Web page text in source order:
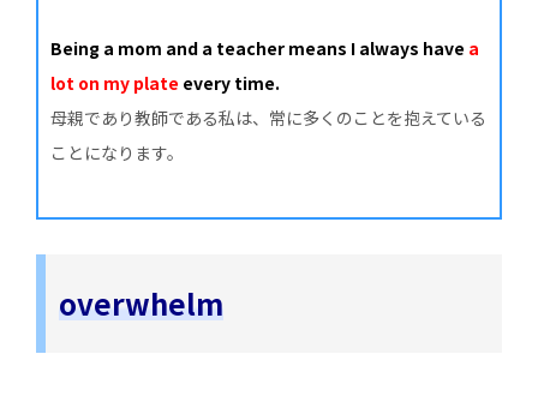
Being a mom and a teacher means I always have a
lot on my plate every time.
母親であり教師である私は、常に多くのことを抱えている
ことになります。
overwhelm